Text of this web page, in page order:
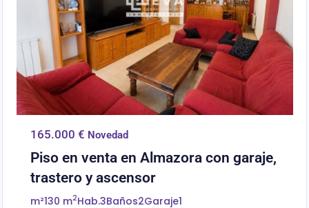
165.000 € Novedad
Piso en venta en Almazora con garaje,
trastero y ascensor
m²130 m2Hab.3Baños2Garaje1